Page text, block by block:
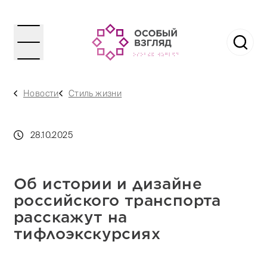
Новости Стиль жизни
28.10.2025
Об истории и дизайне
российского транспорта
расскажут на
тифлоэкскурсиях